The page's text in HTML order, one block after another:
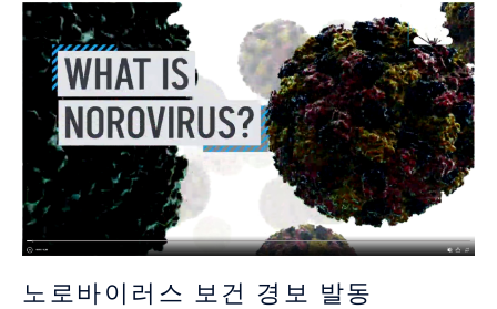
노로바이러스 보건 경보 발동